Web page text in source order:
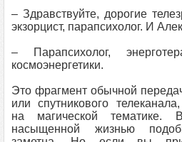
– Здравствуйте, дорогие
экзорцист, парапсихолог. И
– Парапсихолог,
космоэнергетики.
Это фрагмент обычной
или спутникового
на магической
насыщенной жизнью